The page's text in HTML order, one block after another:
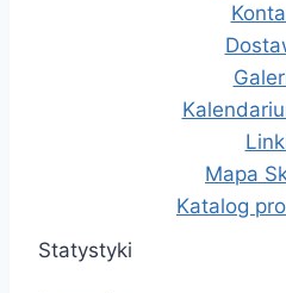
Mapa
Katalog
Statystyki